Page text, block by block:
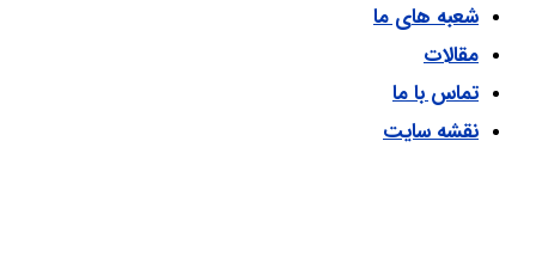
شعبه های ما
مقالات
تماس با ما
نقشه سایت